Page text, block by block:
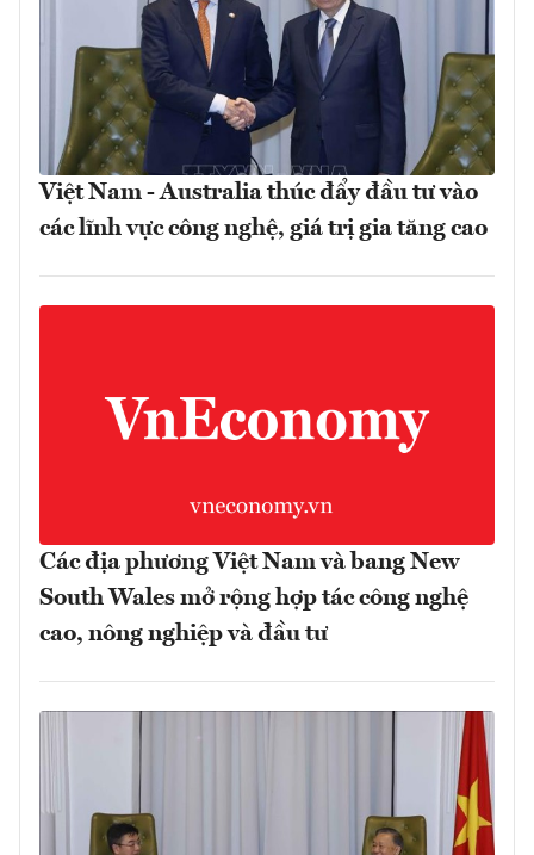
Việt Nam - Australia thúc đẩy đầu tư vào
các lĩnh vực công nghệ, giá trị gia tăng cao
Các địa phương Việt Nam và bang New
South Wales mở rộng hợp tác công nghệ
cao, nông nghiệp và đầu tư